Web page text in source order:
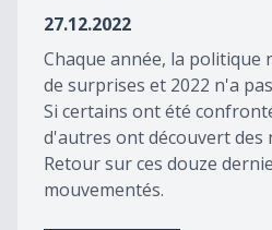
seconds
27.12.2022
Chaque année, la politique
de surprises et 2022 n'a
Si certains ont été
d'autres ont découvert des
Retour sur ces douze
mouvementés.